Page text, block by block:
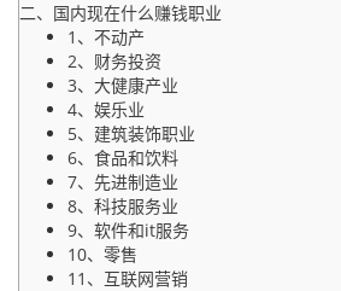
二、国内现在什么赚钱职业
1、不动产
2、财务投资
3、大健康产业
4、娱乐业
5、建筑装饰职业
6、食品和饮料
7、先进制造业
8、科技服务业
9、软件和it服务
10、零售
11、互联网营销